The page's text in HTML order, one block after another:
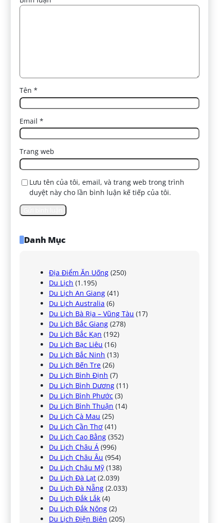
Tên*
Email*
Trang web
Lưu tên của tôi, email, và trang web trong trình
duyệt này cho lần bình luận kế tiếp của tôi.
Danh Mục
Địa Điểm Ăn Uống (250)
Du Lịch (1.195)
Du Lịch An Giang (41)
Du Lịch Australia (6)
Du Lịch Bà Rịa – Vũng Tàu (17)
Du Lịch Bắc Giang (278)
Du Lịch Bắc Kạn (192)
Du Lịch Bạc Liêu (16)
Du Lịch Bắc Ninh (13)
Du Lịch Bến Tre (26)
Du Lịch Bình Định (7)
Du Lịch Bình Dương (11)
Du Lịch Bình Phước (3)
Du Lịch Bình Thuận (14)
Du Lịch Cà Mau (25)
Du Lịch Cần Thơ (41)
Du Lịch Cao Bằng (352)
Du Lịch Châu Á (996)
Du Lịch Châu Âu (954)
Du Lịch Châu Mỹ (138)
Du Lịch Đà Lạt (2.039)
Du Lịch Đà Nẵng (2.033)
Du Lịch Đắk Lắk (4)
Du Lịch Đắk Nông (2)
Du Lịch Điện Biên (205)